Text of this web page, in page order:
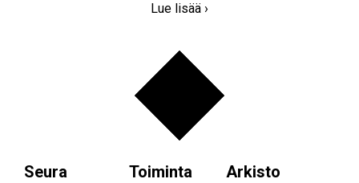
Lue lisää ›
Seura Toiminta Arkisto